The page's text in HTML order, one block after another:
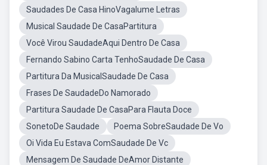
Saudades De Casa HinoVagalume Letras
Musical Saudade De CasaPartitura
Você Virou SaudadeAqui Dentro De Casa
Fernando Sabino Carta TenhoSaudade De Casa
Partitura Da MusicalSaudade De Casa
Frases De SaudadeDo Namorado
Partitura Saudade De CasaPara Flauta Doce
SonetoDe Saudade
Poema SobreSaudade De Vo
Oi Vida Eu Estava ComSaudade De Vc
Mensagem De Saudade DeAmor Distante